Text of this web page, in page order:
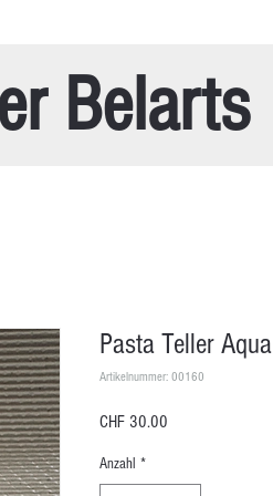
Belarts
Pasta Teller Aqua
Artikelnummer: 00160
CHF 30.00
Anzahl *